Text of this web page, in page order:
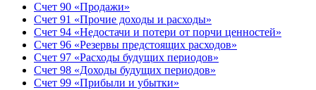
Счет 90 «Продажи»
Счет 91 «Прочие доходы и расходы»
Счет 94 «Недостачи и потери от порчи ценностей»
Счет 96 «Резервы предстоящих расходов»
Счет 97 «Расходы будущих периодов»
Счет 98 «Доходы будущих периодов»
Счет 99 «Прибыли и убытки»